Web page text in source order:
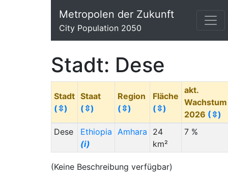
Metropolen der Zukunft
City Population 2050
Stadt: Dese
Stadt
(⇳)
Staat
(⇳)
Region
(⇳)
Fläche
(⇳)
akt.
Wachstum
2026 (⇳)
Dese
Ethiopia
(i)
Amhara
24
km²
7 %
(Keine Beschreibung verfügbar)